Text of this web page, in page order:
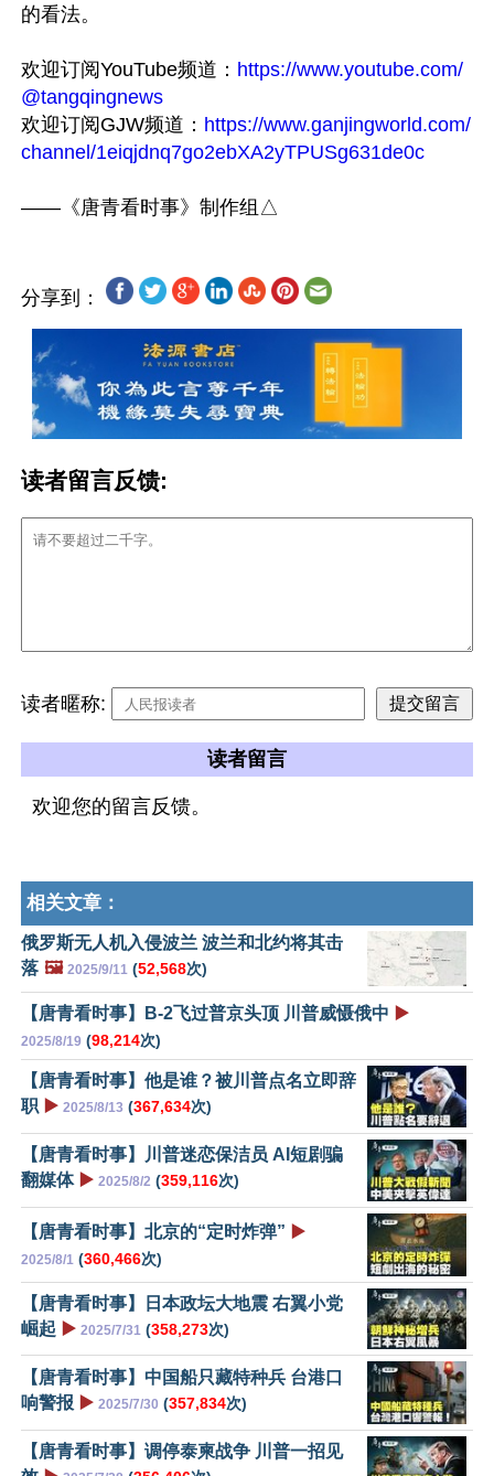
的看法。
欢迎订阅YouTube频道： https://www.youtube.com/
@tangqingnews
欢迎订阅GJW频道： https://www.ganjingworld.com/
channel/1eiqjdnq7go2ebXA2yTPUSg631de0c
分享到：
读者留言反馈:
读者暱称:
读者留言
欢迎您的留言反馈。
相关文章：
俄罗斯无人机入侵波兰 波兰和北约将其击
落 🖼️ 2025/9/11 (52,568次)
【唐青看时事】B-2飞过普京头顶 川普威慑俄中 ▶️
2025/8/19 (98,214次)
【唐青看时事】他是谁？被川普点名立即辞
职 ▶️ 2025/8/13 (367,634次)
【唐青看时事】川普迷恋保洁员 AI短剧骗
翻媒体 ▶️ 2025/8/2 (359,116次)
【唐青看时事】北京的“定时炸弹” ▶️
2025/8/1 (360,466次)
【唐青看时事】日本政坛大地震 右翼小党
崛起 ▶️ 2025/7/31 (358,273次)
【唐青看时事】中国船只藏特种兵 台港口
响警报 ▶️ 2025/7/30 (357,834次)
【唐青看时事】调停泰柬战争 川普一招见